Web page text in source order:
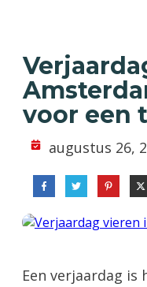
voor een
augustus 26,
Een verjaardag